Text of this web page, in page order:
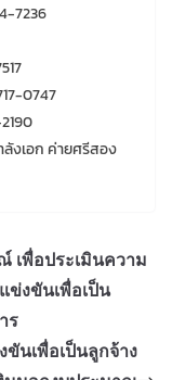
7236
0747
งเอก ค่ายศรีสอง
เพื่อประเมินความ
ข่งขันเพื่อเป็น
ร
นเพื่อเป็นลูกจ้าง